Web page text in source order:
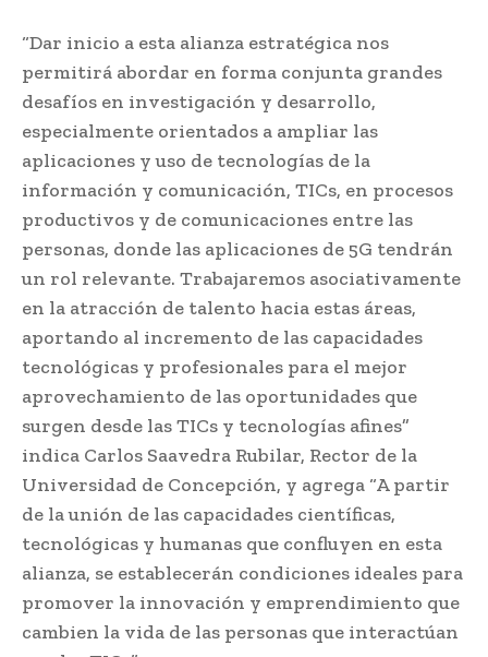
“Dar inicio a esta alianza estratégica nos
permitirá abordar en forma conjunta grandes
desafíos en investigación y desarrollo,
especialmente orientados a ampliar las
aplicaciones y uso de tecnologías de la
información y comunicación, TICs, en procesos
productivos y de comunicaciones entre las
personas, donde las aplicaciones de 5G tendrán
un rol relevante. Trabajaremos asociativamente
en la atracción de talento hacia estas áreas,
aportando al incremento de las capacidades
tecnológicas y profesionales para el mejor
aprovechamiento de las oportunidades que
surgen desde las TICs y tecnologías afines”
indica Carlos Saavedra Rubilar, Rector de la
Universidad de Concepción, y agrega “A partir
de la unión de las capacidades científicas,
tecnológicas y humanas que confluyen en esta
alianza, se establecerán condiciones ideales para
promover la innovación y emprendimiento que
cambien la vida de las personas que interactúan